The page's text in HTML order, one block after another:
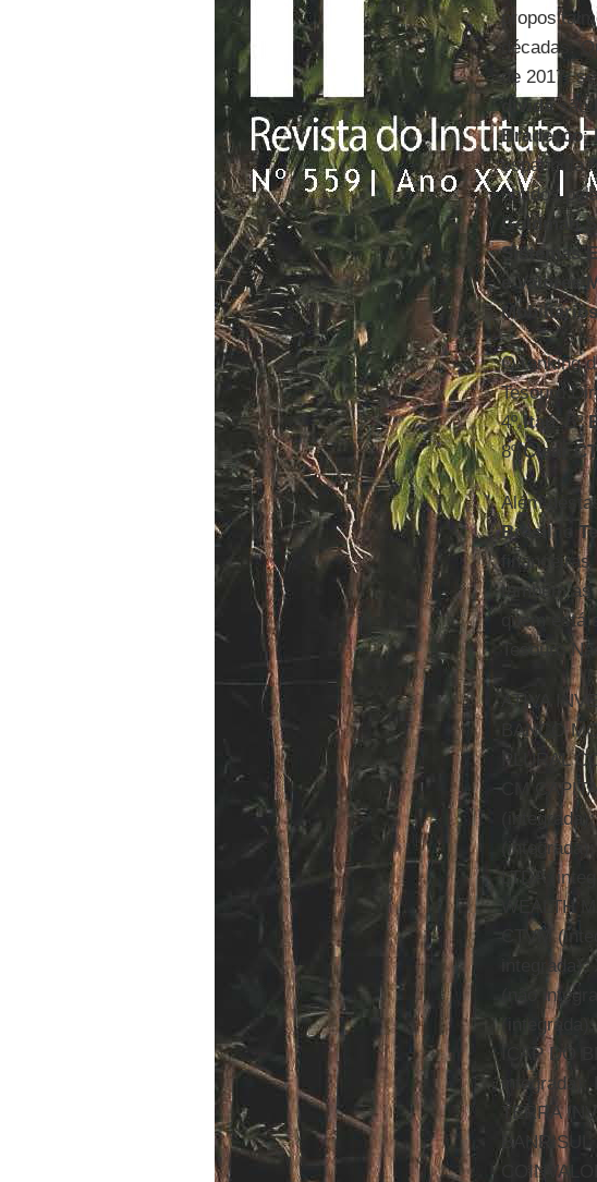
décadas.
de 2017,
dívidasão
Bradesco;
espanhola
obtidos
Goldman
Sistemas
e Valores
O ranking
Tesouro
4ºItaú; 5º
8ºClear
Além
Brasil, o
financeiras
também as
quem
Tesouro
ATIVA
BANCO
PLURAL
CM
LTDA
WEALTH
CTVM
(não
ICAP DO
integrada);
TERRA